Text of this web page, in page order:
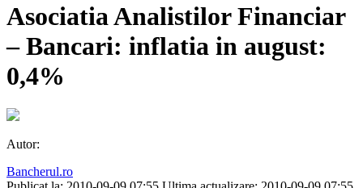
Asociatia Analistilor Financiar
– Bancari: inflatia in august:
0,4%
Autor:
Bancherul.ro